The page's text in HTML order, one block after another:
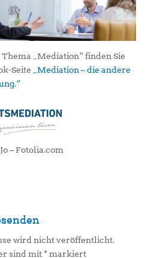
„Mediation“ finden Sie
Seite „Mediation – die andere
– Fotolia.com
wird nicht veröffentlicht.
sind mit* markiert